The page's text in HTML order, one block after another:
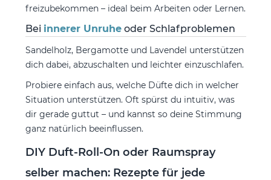
freizubekommen – ideal beim Arbeiten oder Lernen.
Bei innerer Unruheoder Schlafproblemen
Sandelholz, Bergamotte und Lavendel unterstützen
dich dabei, abzuschalten und leichter einzuschlafen.
Probiere einfach aus, welche Düfte dich in welcher
Situation unterstützen. Oft spürst du intuitiv, was
dir gerade guttut – und kannst so deine Stimmung
ganz natürlich beeinflussen.
DIY Duft-Roll-On oder Raumspray
selber machen: Rezepte für jede